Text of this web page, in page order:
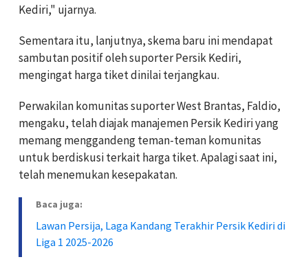
Kediri," ujarnya.
Sementara itu, lanjutnya, skema baru ini mendapat
sambutan positif oleh suporter Persik Kediri,
mengingat harga tiket dinilai terjangkau.
Perwakilan komunitas suporter West Brantas, Faldio,
mengaku, telah diajak manajemen Persik Kediri yang
memang menggandeng teman-teman komunitas
untuk berdiskusi terkait harga tiket. Apalagi saat ini,
telah menemukan kesepakatan.
Baca juga:
Lawan Persija, Laga Kandang Terakhir Persik Kediri di
Liga 1 2025-2026